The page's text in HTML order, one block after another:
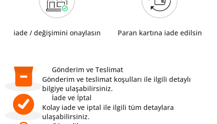
iade / değişimini onaylasın Paran kartına iade edilsin
Gönderim ve Teslimat
Gönderim ve teslimat koşulları ile ilgili detaylı
bilgiye ulaşabilirsiniz.
İade ve İptal
Kolay iade ve iptal ile ilgili tüm detaylara
ulaşabilirsiniz.